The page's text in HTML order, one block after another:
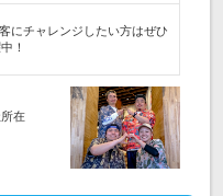
にチャレンジしたい方はぜひ
！
在